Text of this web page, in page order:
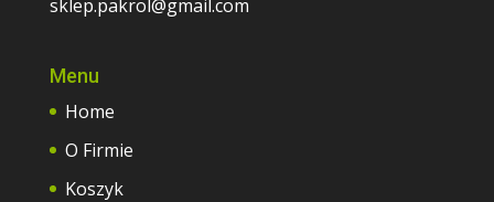
sklep.pakrol@gmail.com
Menu
Home
O Firmie
Koszyk